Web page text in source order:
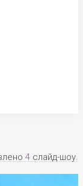
4 слайд-шоу.